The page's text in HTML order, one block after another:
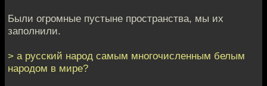
Были огромные пустыне пространства, мы их
заполнили.
> а русский народ самым многочисленным белым
народом в мире?